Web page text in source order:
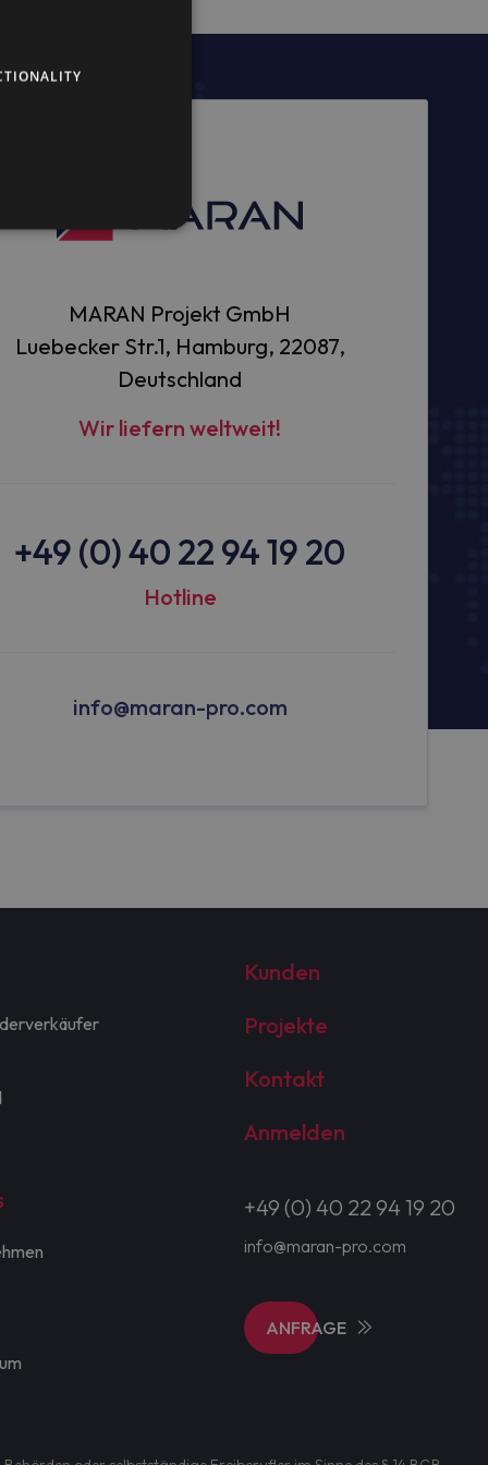
MARAN Projekt GmbH
Luebecker Str.1, Hamburg, 22087,
Deutschland
Wir liefern weltweit!
+49 (0) 40 22 94 19 20
Hotline
info@maran-pro.com
Kunden
Projekte
Kontakt
Anmelden
+49 (0) 40 22 94 19 20
info@maran-pro.com
ANFRAGE